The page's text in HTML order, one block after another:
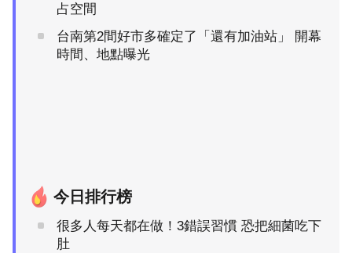
占空間
台南第2間好市多確定了「還有加油站」 開幕
時間、地點曝光
今日排行榜
很多人每天都在做！3錯誤習慣 恐把細菌吃下
肚